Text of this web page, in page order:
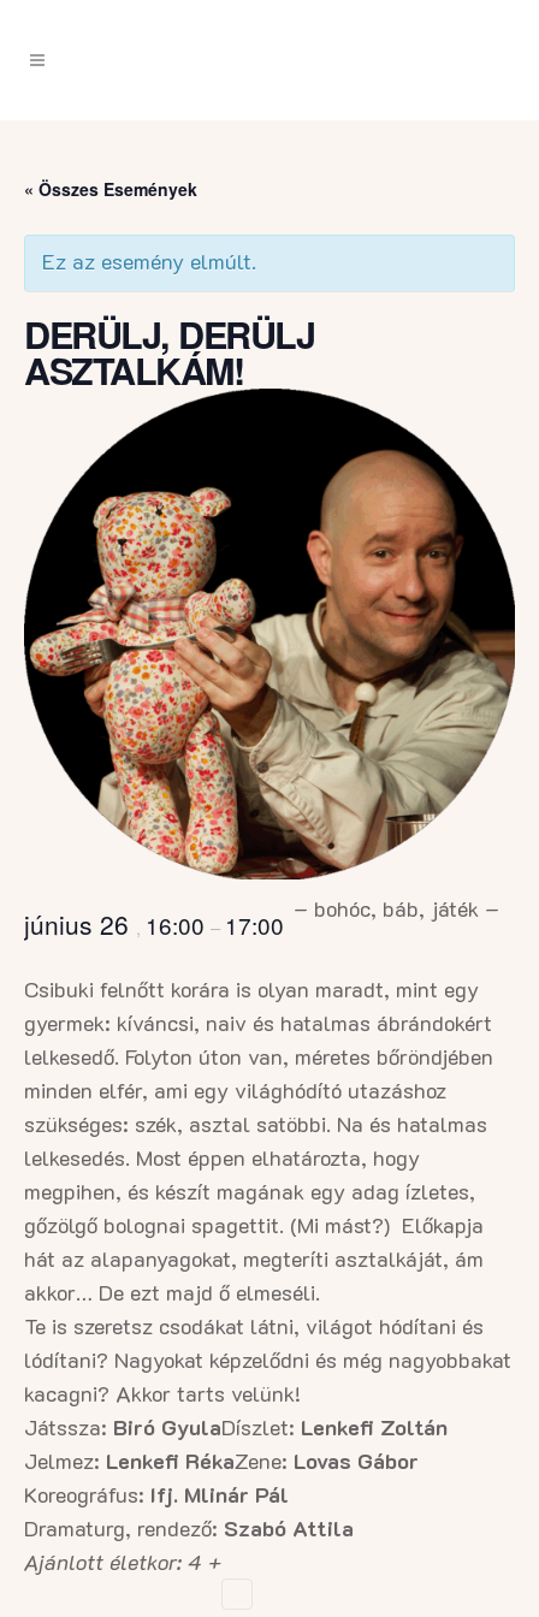
« Összes Események
Ez az esemény elmúlt.
DERÜLJ, DERÜLJ
ASZTALKÁM!
június 26 , 16:00 – 17:00 – bohóc, báb, játék –
Csibuki felnőtt korára is olyan maradt, mint egy
gyermek: kíváncsi, naiv és hatalmas ábrándokért
lelkesedő. Folyton úton van, méretes bőröndjében
minden elfér, ami egy világhódító utazáshoz
szükséges: szék, asztal satöbbi. Na és hatalmas
lelkesedés. Most éppen elhatározta, hogy
megpihen, és készít magának egy adag ízletes,
gőzölgő bolognai spagettit. (Mi mást?) Előkapja
hát az alapanyagokat, megteríti asztalkáját, ám
akkor… De ezt majd ő elmeséli.
Te is szeretsz csodákat látni, világot hódítani és
lódítani? Nagyokat képzelődni és még nagyobbakat
kacagni? Akkor tarts velünk!
Játssza: Biró GyulaDíszlet: Lenkefi Zoltán
Jelmez: Lenkefi RékaZene: Lovas Gábor
Koreográfus: Ifj. Mlinár Pál
Dramaturg, rendező: Szabó Attila
Ajánlott életkor: 4 +